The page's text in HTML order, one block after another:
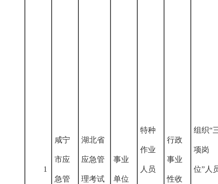
1
咸宁
市应
急管
湖北省
应急管
理考试
事业
单位
特种
作业
人员
行政
事业
性收
组织“
项岗
位”人